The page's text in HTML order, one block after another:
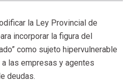
la Ley Provincial de
incorporar la figura del
como sujeto hipervulnerable
las empresas y agentes
deudas.